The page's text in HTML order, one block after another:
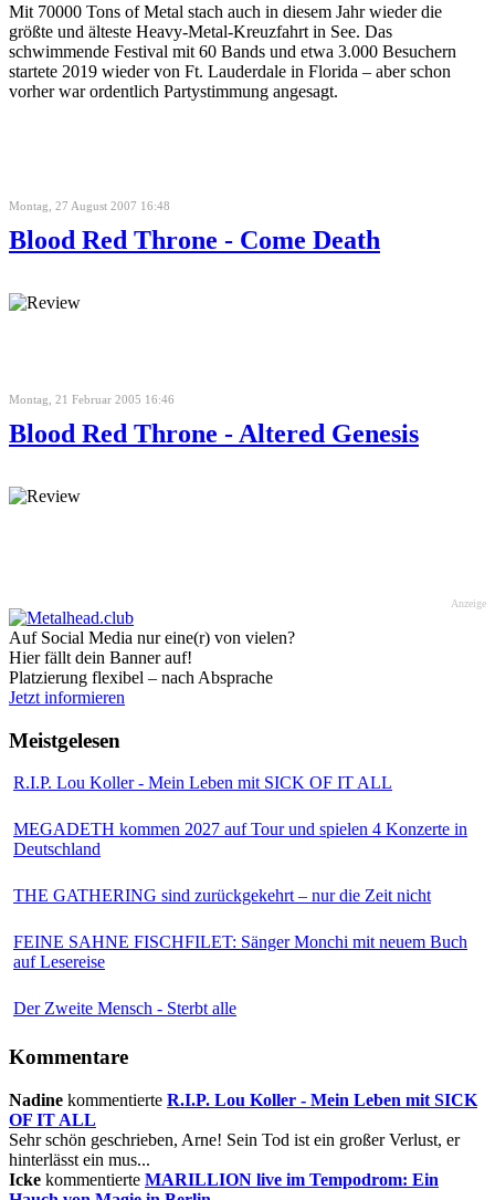
Mit 70000 Tons of Metal stach auch in diesem Jahr wieder die
größte und älteste Heavy-Metal-Kreuzfahrt in See. Das
schwimmende Festival mit 60 Bands und etwa 3.000 Besuchern
startete 2019 wieder von Ft. Lauderdale in Florida – aber schon
vorher war ordentlich Partystimmung angesagt.
Montag, 27 August 2007 16:48
Blood Red Throne - Come Death
Montag, 21 Februar 2005 16:46
Blood Red Throne - Altered Genesis
Anzeige
Auf Social Media nur eine(r) von vielen?
Hier fällt dein Banner auf!
Platzierung flexibel – nach Absprache
Jetzt informieren
Meistgelesen
R.I.P. Lou Koller - Mein Leben mit SICK OF IT ALL
MEGADETH kommen 2027 auf Tour und spielen 4 Konzerte in
Deutschland
THE GATHERING sind zurückgekehrt – nur die Zeit nicht
FEINE SAHNE FISCHFILET: Sänger Monchi mit neuem Buch
auf Lesereise
Der Zweite Mensch - Sterbt alle
Kommentare
Nadine kommentierte R.I.P. Lou Koller - Mein Leben mit SICK
OF IT ALL
Sehr schön geschrieben, Arne! Sein Tod ist ein großer Verlust, er
hinterlässt ein mus...
Icke kommentierte MARILLION live im Tempodrom: Ein